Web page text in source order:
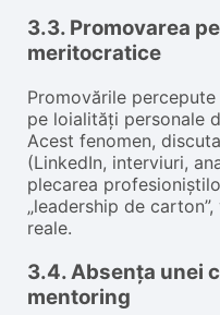
3.3. Promovarea
meritocratice
Promovările
pe loialități personale
Acest fenomen,
(LinkedIn, interviuri,
plecarea
„leadership de
reale.
3.4. Absența unei
mentoring